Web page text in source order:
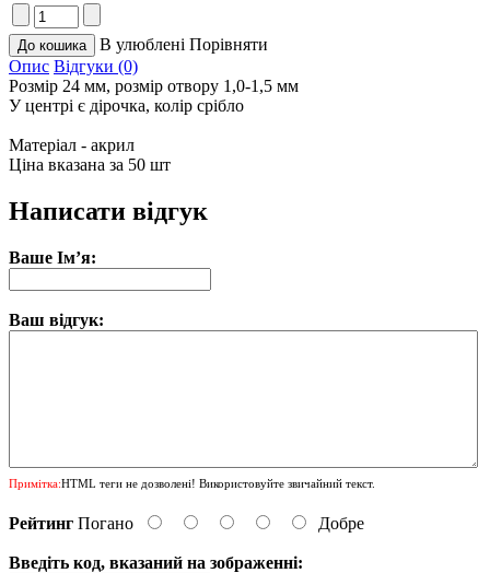
В улюблені Порівняти
Опис Відгуки (0)
Розмір 24 мм, розмір отвору 1,0-1,5 мм
У центрі є дірочка, колір срібло
Матеріал - акрил
Ціна вказана за 50 шт
Написати відгук
Ваше Ім’я:
Ваш відгук:
Примітка:HTML теги не дозволені! Використовуйте звичайний текст.
Рейтинг Погано Добре
Введіть код, вказаний на зображенні: